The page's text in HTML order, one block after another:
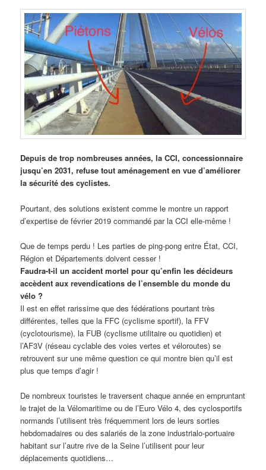
Depuis de trop nombreuses années, la CCI, concessionnaire
jusqu’en 2031, refuse tout aménagement en vue d’améliorer
la sécurité des cyclistes.
Pourtant, des solutions existent comme le montre un rapport
d’expertise de février 2019 commandé par la CCI elle-même !
Que de temps perdu ! Les parties de ping-pong entre État, CCI,
Région et Départements doivent cesser !
Faudra-t-il un accident mortel pour qu’enfin les décideurs
accèdent aux revendications de l’ensemble du monde du
vélo ?
Il est en effet rarissime que des fédérations pourtant très
différentes, telles que la FFC (cyclisme sportif), la FFV
(cyclotourisme), la FUB (cyclisme utilitaire ou quotidien) et
l’AF3V (réseau cyclable des voies vertes et véloroutes) se
retrouvent sur une même question ce qui montre bien qu’il est
plus que temps d’agir !
De nombreux touristes le traversent chaque année en empruntant
le trajet de la Vélomaritime ou de l’Euro Vélo 4, des cyclosportifs
normands l’utilisent très fréquemment lors de leurs sorties
hebdomadaires ou des salariés de la zone industrialo-portuaire
habitant sur l’autre rive de la Seine l’utilisent pour leur
déplacements quotidiens…